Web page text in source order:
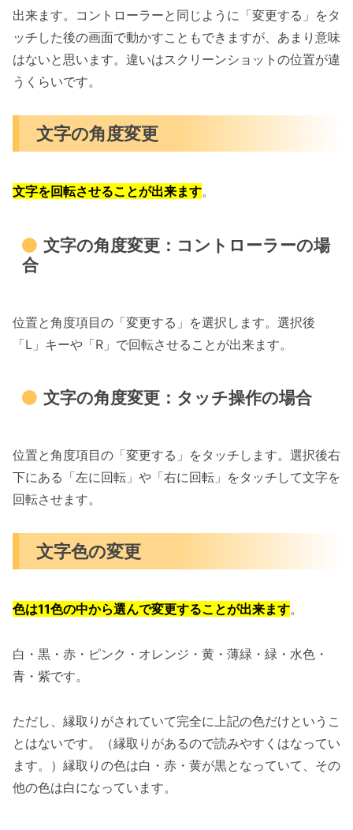
出来ます。コントローラーと同じように「変更する」をタ
ッチした後の画面で動かすこともできますが、あまり意味
はないと思います。違いはスクリーンショットの位置が違
うくらいです。
文字の角度変更
文字を回転させることが出来ます。
文字の角度変更：コントローラーの場
合
位置と角度項目の「変更する」を選択します。選択後
「L」キーや「R」で回転させることが出来ます。
文字の角度変更：タッチ操作の場合
位置と角度項目の「変更する」をタッチします。選択後右
下にある「左に回転」や「右に回転」をタッチして文字を
回転させます。
文字色の変更
色は11色の中から選んで変更することが出来ます。
白・黒・赤・ピンク・オレンジ・黄・薄緑・緑・水色・
青・紫です。
ただし、縁取りがされていて完全に上記の色だけというこ
とはないです。（縁取りがあるので読みやすくはなってい
ます。）縁取りの色は白・赤・黄が黒となっていて、その
他の色は白になっています。